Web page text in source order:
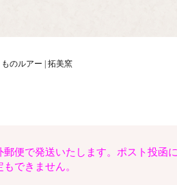
のルアー | 拓美窯
便で発送いたします。ポスト投函
できません。